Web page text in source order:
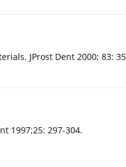
JProst Dent 2000; 83:
1997;25: 297-304.